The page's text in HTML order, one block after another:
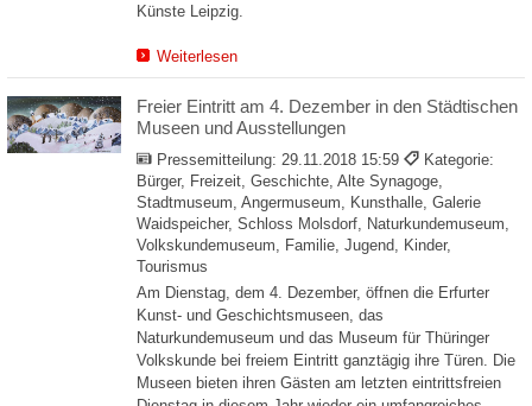
Künste Leipzig.
Weiterlesen
Freier Eintritt am 4. Dezember in den Städtischen
Museen und Ausstellungen
Pressemitteilung: 29.11.2018 15:59
Kategorie:
Bürger, Freizeit, Geschichte, Alte Synagoge,
Stadtmuseum, Angermuseum, Kunsthalle, Galerie
Waidspeicher, Schloss Molsdorf, Naturkundemuseum,
Volkskundemuseum, Familie, Jugend, Kinder,
Tourismus
Am Dienstag, dem 4. Dezember, öffnen die Erfurter
Kunst- und Geschichtsmuseen, das
Naturkundemuseum und das Museum für Thüringer
Volkskunde bei freiem Eintritt ganztägig ihre Türen. Die
Museen bieten ihren Gästen am letzten eintrittsfreien